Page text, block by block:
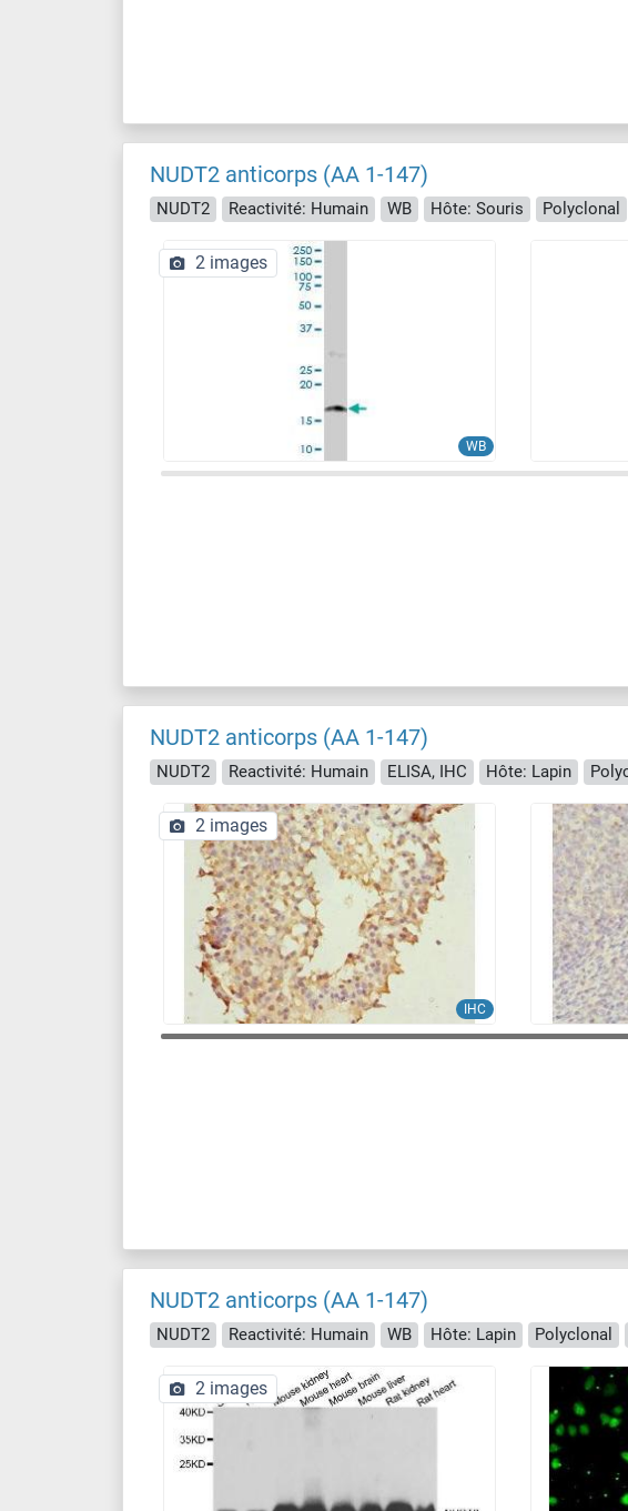
NUDT2 anticorps (AA 1-147)
NUDT2 Reactivité: Humain WB Hôte: Souris Polyclonal
WB
2 images
NUDT2 anticorps (AA 1-147)
NUDT2 Reactivité: Humain ELISA, IHC Hôte: Lapin
IHC
2 images
NUDT2 anticorps (AA 1-147)
NUDT2 Reactivité: Humain WB Hôte: Lapin Polyclonal
2 images